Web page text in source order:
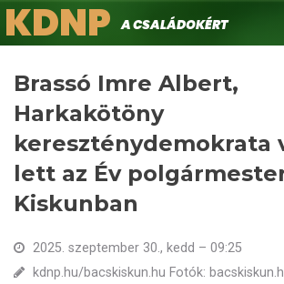
Ugrás
a
Keresés
KDNPA családokért.
Brassó Imre Albert,
Harkakötöny
kereszténydemokrata
lett az Év
Kiskunban
2025. szeptember 30., kedd – 09:25
kdnp.hu/bacskiskun.hu Fotók: